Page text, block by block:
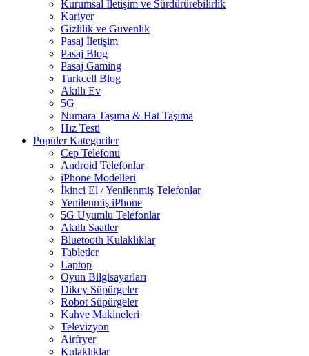
Kurumsal İletişim ve Sürdürürebilirlik
Kariyer
Gizlilik ve Güvenlik
Pasaj İletişim
Pasaj Blog
Pasaj Gaming
Turkcell Blog
Akıllı Ev
5G
Numara Taşıma & Hat Taşıma
Hız Testi
Popüler Kategoriler
Cep Telefonu
Android Telefonlar
iPhone Modelleri
İkinci El / Yenilenmiş Telefonlar
Yenilenmiş iPhone
5G Uyumlu Telefonlar
Akıllı Saatler
Bluetooth Kulaklıklar
Tabletler
Laptop
Oyun Bilgisayarları
Dikey Süpürgeler
Robot Süpürgeler
Kahve Makineleri
Televizyon
Airfryer
Kulaklıklar